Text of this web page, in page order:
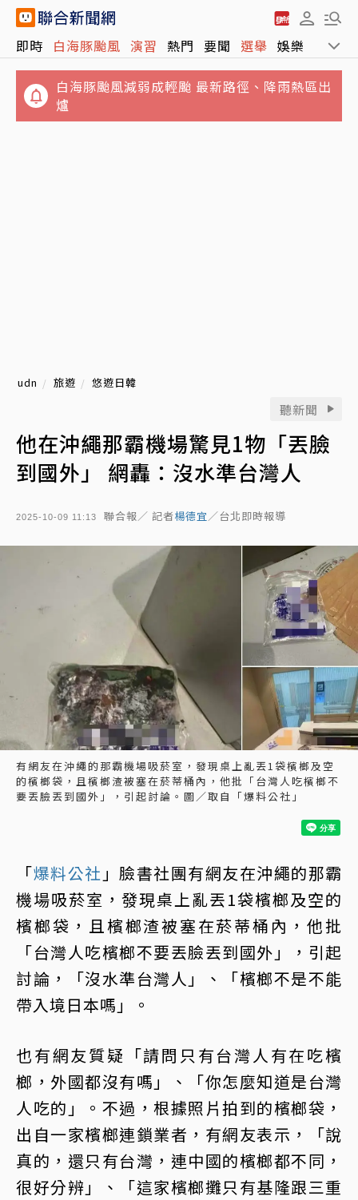
即時 白海豚颱風 演習 熱門 要聞 選舉 娛樂 運動
白海豚颱風減弱成輕颱 最新路徑、降雨熱區出
爐
udn 旅遊 悠遊日韓
聽新聞
他在沖繩那霸機場驚見1物「丟臉
到國外」 網轟：沒水準台灣人
2025-10-09 11:13 聯合報／ 記者楊德宜／台北即時報導
有網友在沖繩的那霸機場吸菸室，發現桌上亂丟1袋檳榔及空
的檳榔袋，且檳榔渣被塞在菸蒂桶內，他批「台灣人吃檳榔不
要丟臉丟到國外」，引起討論。圖／取自「爆料公社」
「爆料公社 」臉書社團有網友在沖繩的那霸
機場吸菸室，發現桌上亂丟1袋檳榔及空的
檳榔袋，且檳榔渣被塞在菸蒂桶內，他批
「台灣人吃檳榔不要丟臉丟到國外」，引起
討論，「沒水準台灣人」、「檳榔不是不能
帶入境日本嗎」。
也有網友質疑「請問只有台灣人有在吃檳
榔，外國都沒有嗎」、「你怎麼知道是台灣
人吃的」。不過，根據照片拍到的檳榔袋，
出自一家檳榔連鎖業者，有網友表示，「說
真的，還只有台灣，連中國的檳榔都不同，
很好分辨」、「這家檳榔攤只有基隆跟三重